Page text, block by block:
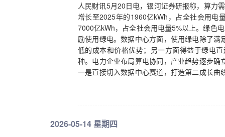
人民财讯5月20日电，银河证券研报称，算力
增长至2025年的1960亿‌kWh，占全社会用电
7000亿‌kWh，占全社会用电量5%以上。绿色
励使用绿电。数据中心方面，使用绿电除了
低的成本和价格优势；另一方面得益于绿电
种。电力企业布局算电协同，产业趋势逐步
一是直接切入数据中心赛道，打造第二成长
2026-05-14 星期四